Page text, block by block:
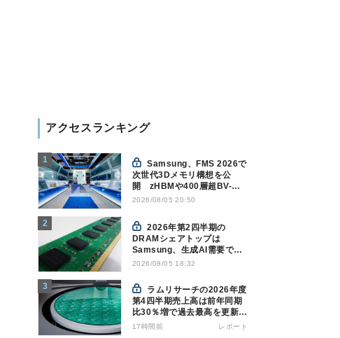
アクセスランキング
Samsung、FMS 2026で
次世代3Dメモリ構想を公
開 zHBMや400層超BV-
NANDを披露
2026/08/05 20:50
2026年第2四半期の
DRAMシェアトップは
Samsung、生成AI需要で競
争構図に変化
2026/08/05 18:32
第4四半期売上高は前年同期
比30％増で過去最高を更新、
NAND関連が好調
17時間前 レポート